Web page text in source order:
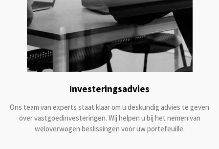
Investeringsadvies
Ons team van experts staat klaar om u deskundig advies te geven
over vastgoedinvesteringen. Wij helpen u bij het nemen van
weloverwogen beslissingen voor uw portefeuille.